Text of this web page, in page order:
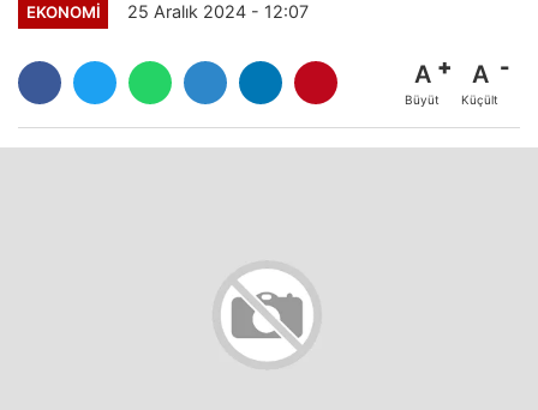
EKONOMI 25 Aralık 2024 - 12:07
A
Büyüt
A
Küçült